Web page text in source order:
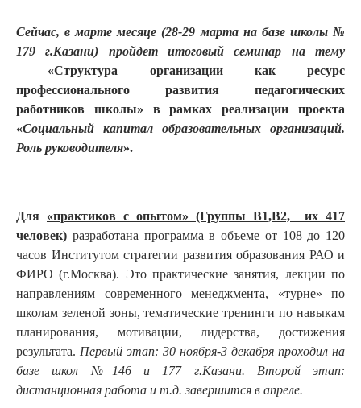
Сейчас, в марте месяце (28-29 марта на базе школы №
179 г.Казани) пройдет итоговый семинар на тему
«Структура организации как ресурс
профессионального развития педагогических
работников школы» в рамках реализации проекта
«Социальный капитал образовательных организаций.
Роль руководителя».
Для «практиков с опытом» (Группы В1,В2, их 417
человек) разработана программа в объеме от 108 до 120
часов Институтом стратегии развития образования РАО и
ФИРО (г.Москва). Это практические занятия, лекции по
направлениям современного менеджмента, «турне» по
школам зеленой зоны, тематические тренинги по навыкам
планирования, мотивации, лидерства, достижения
результата. Первый этап: 30 ноября-3 декабря проходил на
базе школ №146 и 177 г.Казани. Второй этап:
дистанционная работа и т.д. завершится в апреле.